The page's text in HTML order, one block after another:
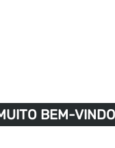
BEM-